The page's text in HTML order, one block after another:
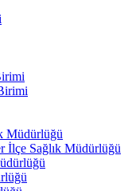
Müdürlüğü
İlçe Sağlık Müdürlüğü